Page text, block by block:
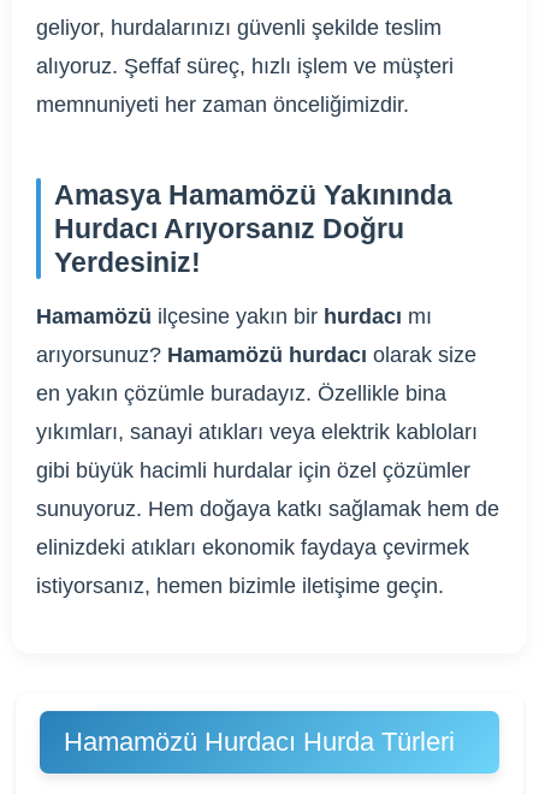
geliyor, hurdalarınızı güvenli şekilde teslim
alıyoruz. Şeffaf süreç, hızlı işlem ve müşteri
memnuniyeti her zaman önceliğimizdir.
Amasya Hamamözü Yakınında
Hurdacı Arıyorsanız Doğru
Yerdesiniz!
Hamamözü ilçesine yakın bir hurdacı mı
arıyorsunuz? Hamamözü hurdacı olarak size
en yakın çözümle buradayız. Özellikle bina
yıkımları, sanayi atıkları veya elektrik kabloları
gibi büyük hacimli hurdalar için özel çözümler
sunuyoruz. Hem doğaya katkı sağlamak hem de
elinizdeki atıkları ekonomik faydaya çevirmek
istiyorsanız, hemen bizimle iletişime geçin.
Hamamözü Hurdacı Hurda Türleri